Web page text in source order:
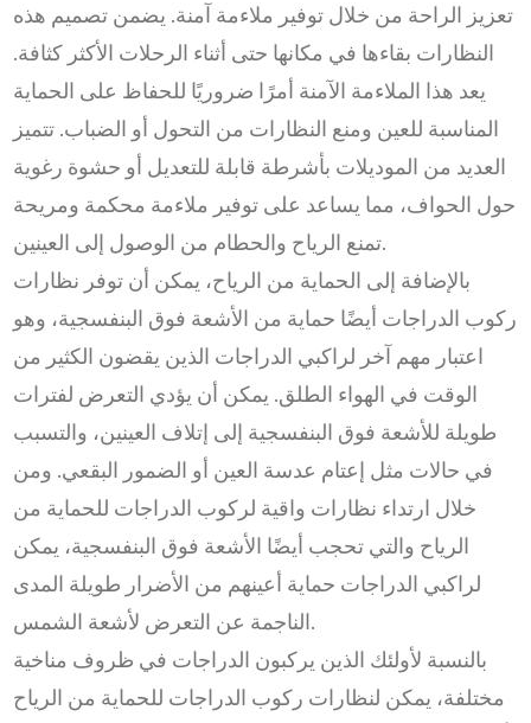
تعزيز الراحة من خلال توفير ملاءمة آمنة. يضمن تصميم هذه
النظارات بقاءها في مكانها حتى أثناء الرحلات الأكثر كثافة.
يعد هذا الملاءمة الآمنة أمرًا ضروريًا للحفاظ على الحماية
المناسبة للعين ومنع النظارات من التحول أو الضباب. تتميز
العديد من الموديلات بأشرطة قابلة للتعديل أو حشوة رغوية
حول الحواف، مما يساعد على توفير ملاءمة محكمة ومريحة
تمنع الرياح والحطام من الوصول إلى العينين.
بالإضافة إلى الحماية من الرياح، يمكن أن توفر نظارات
ركوب الدراجات أيضًا حماية من الأشعة فوق البنفسجية، وهو
اعتبار مهم آخر لراكبي الدراجات الذين يقضون الكثير من
الوقت في الهواء الطلق. يمكن أن يؤدي التعرض لفترات
طويلة للأشعة فوق البنفسجية إلى إتلاف العينين، والتسبب
في حالات مثل إعتام عدسة العين أو الضمور البقعي. ومن
خلال ارتداء نظارات واقية لركوب الدراجات للحماية من
الرياح والتي تحجب أيضًا الأشعة فوق البنفسجية، يمكن
لراكبي الدراجات حماية أعينهم من الأضرار طويلة المدى
الناجمة عن التعرض لأشعة الشمس.
بالنسبة لأولئك الذين يركبون الدراجات في ظروف مناخية
مختلفة، يمكن لنظارات ركوب الدراجات للحماية من الرياح